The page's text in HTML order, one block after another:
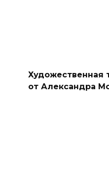
Художественная
от Александра